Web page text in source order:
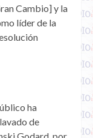
Cambio] y la
líder de la
ha
de
Godard, por